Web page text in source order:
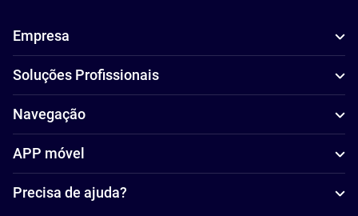
Empresa
Soluções Profissionais
Navegação
APP móvel
Precisa de ajuda?